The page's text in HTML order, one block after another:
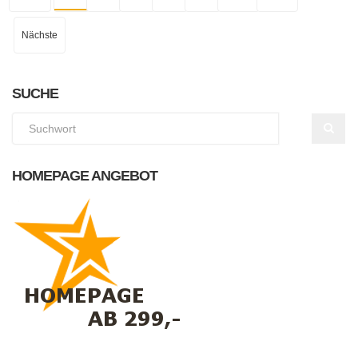
Nächste
SUCHE
HOMEPAGE ANGEBOT